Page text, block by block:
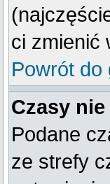
ci zmienić
Powrót do
Czasy nie
Podane
ze strefy